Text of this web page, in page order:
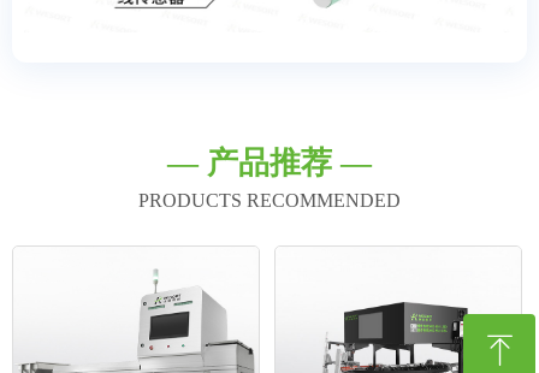
— 产品推荐 —
PRODUCTS RECOMMENDED
ꁸ